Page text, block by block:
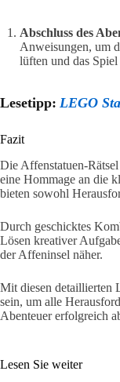
Abschluss des
Anweisungen, um
lüften und das
Lesetipp: LEGO
Fazit
Die Affenstatuen-
eine Hommage an die
bieten sowohl
Durch geschicktes
Lösen kreativer
der Affeninsel näher.
Mit diesen detaillierten
sein, um alle
Abenteuer erfolgreich
Lesen Sie weiter